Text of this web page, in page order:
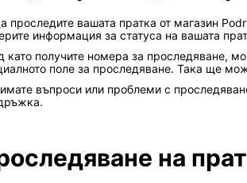
проследите вашата пратка от магазин
информация за статуса на вашата
като получите номера за проследяване,
поле за проследяване. Така ще
въпроси или проблеми с
на